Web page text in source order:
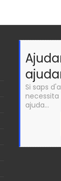
Si saps
necessita
ajuda...